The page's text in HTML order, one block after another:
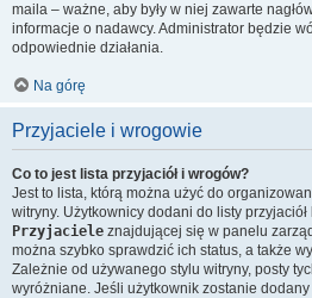
maila – ważne, aby były w niej zawarte
informacje o nadawcy. Administrator będzie
odpowiednie działania.
Na górę
Przyjaciele i wrogowie
Co to jest lista przyjaciół i wrogów?
Jest to lista, którą można użyć do
witryny. Użytkownicy dodani do listy
Przyjaciele znajdującej się w panelu
można szybko sprawdzić ich status, a także
Zależnie od używanego stylu witryny, posty
wyróżniane. Jeśli użytkownik zostanie